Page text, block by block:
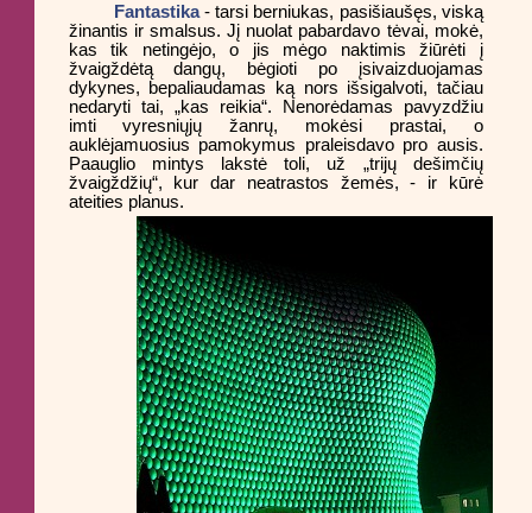
Fantastika- tarsi berniukas, pasišiaušęs, viską
žinantis ir smalsus. Jį nuolat pabardavo tėvai, mokė,
kas tik netingėjo, o jis mėgo naktimis žiūrėti į
žvaigždėtą dangų, bėgioti po įsivaizduojamas
dykynes, bepaliaudamas ką nors išsigalvoti, tačiau
nedaryti tai, „kas reikia“. Nenorėdamas pavyzdžiu
imti vyresniųjų žanrų, mokėsi prastai, o
auklėjamuosius pamokymus praleisdavo pro ausis.
Paauglio mintys lakstė toli, už „trijų dešimčių
žvaigždžių“, kur dar neatrastos žemės, - ir kūrė
ateities planus.